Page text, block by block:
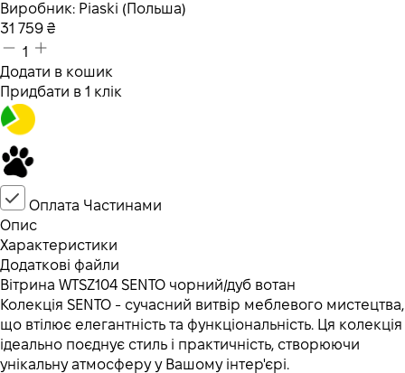
Виробник: Piaski (Польша)
31 759 ₴
1
Додати в кошик
Придбати в 1 клік
Оплата Частинами
Опис
Характеристики
Додаткові файли
Вітрина WTSZ104 SENTO чорний/дуб вотан
Колекція SENTO - сучасний витвір меблевого мистецтва,
що втілює елегантність та функціональність. Ця колекція
ідеально поєднує стиль і практичність, створюючи
унікальну атмосферу у Вашому інтер'єрі.